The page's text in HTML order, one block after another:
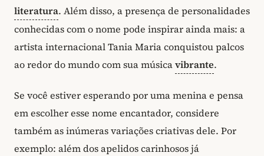
literatura. Além disso, a presença de personalidades
conhecidas com o nome pode inspirar ainda mais: a
artista internacional Tania Maria conquistou palcos
ao redor do mundo com sua músicavibrante.
Se você estiver esperando por uma menina e pensa
em escolher esse nome encantador, considere
também as inúmeras variações criativas dele. Por
exemplo: além dos apelidos carinhosos já